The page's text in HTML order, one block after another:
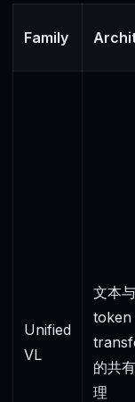
Family
Unified
VL
文本
token
的共
理